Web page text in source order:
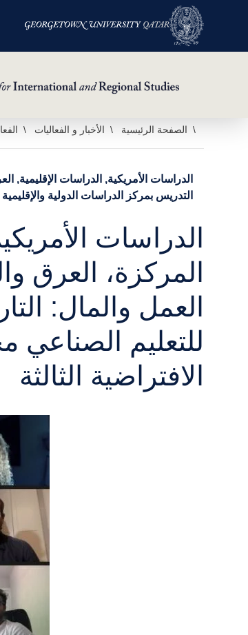
الصفحة الرئيسية الأخبار و الفعاليات
الدراسات الأمريكية, الدراسات
التدريس بمركز الدراسات الدولية والإقليمية
الدراسات
المركزة، العرق
العمل والمال:
للتعليم الصناعي
الافتراضية الثالثة